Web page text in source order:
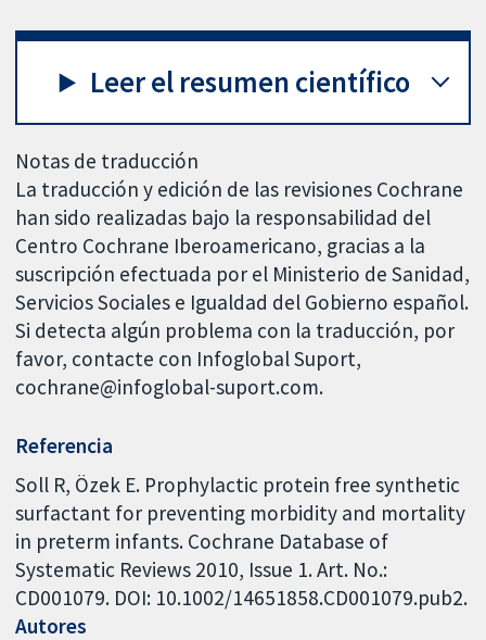
Leer el resumen científico
Notas de traducción
La traducción y edición de las revisiones Cochrane
han sido realizadas bajo la responsabilidad del
Centro Cochrane Iberoamericano, gracias a la
suscripción efectuada por el Ministerio de Sanidad,
Servicios Sociales e Igualdad del Gobierno español.
Si detecta algún problema con la traducción, por
favor, contacte con Infoglobal Suport,
cochrane@infoglobal-suport.com.
Referencia
Soll R, Özek E. Prophylactic protein free synthetic
surfactant for preventing morbidity and mortality
in preterm infants. Cochrane Database of
Systematic Reviews 2010, Issue 1. Art. No.:
CD001079. DOI: 10.1002/14651858.CD001079.pub2.
Autores